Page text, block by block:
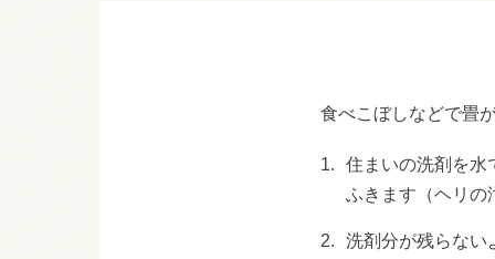
食べこぼしなどで畳
1.
住まいの洗剤を水
ふきます（ヘリの
2. 洗剤分が残らない